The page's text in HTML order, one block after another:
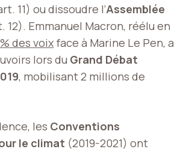
11) ou dissoudre l’Assemblée
12). Emmanuel Macron, réélu en
des voix face à Marine Le Pen, a
lors du Grand Débat
, mobilisant 2 millions de
les Conventions
le climat (2019-2021) ont